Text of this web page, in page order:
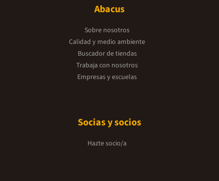
Abacus
Sobre nosotros
Calidad y medio ambiente
Buscador de tiendas
Trabaja con nosotros
Empresas y escuelas
Socias y socios
Hazte socio/a